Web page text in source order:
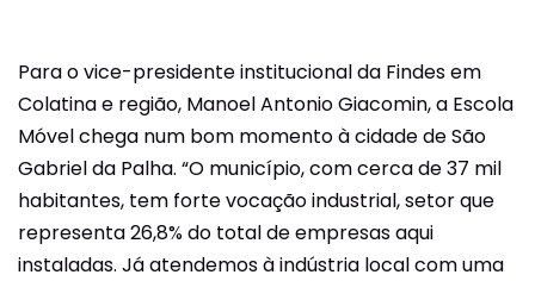
Para o vice-presidente institucional da Findes em
Colatina e região, Manoel Antonio Giacomin, a Escola
Móvel chega num bom momento à cidade de São
Gabriel da Palha. “O município, com cerca de 37 mil
habitantes, tem forte vocação industrial, setor que
representa 26,8% do total de empresas aqui
instaladas. Já atendemos à indústria local com uma